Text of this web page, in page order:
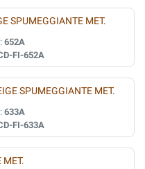
SPUMEGGIANTE MET.
652A
FI-652A
SPUMEGGIANTE MET.
633A
FI-633A
MET.